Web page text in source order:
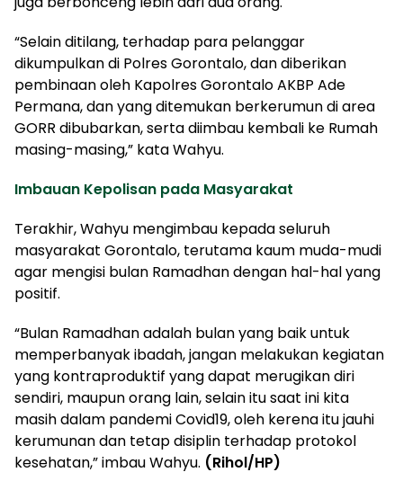
“Selain ditilang, terhadap para pelanggar
dikumpulkan di Polres Gorontalo, dan diberikan
pembinaan oleh Kapolres Gorontalo AKBP Ade
Permana, dan yang ditemukan berkerumun di area
GORR dibubarkan, serta diimbau kembali ke Rumah
masing-masing,” kata Wahyu.
Imbauan Kepolisan pada Masyarakat
Terakhir, Wahyu mengimbau kepada seluruh
masyarakat Gorontalo, terutama kaum muda-mudi
agar mengisi bulan Ramadhan dengan hal-hal yang
positif.
“Bulan Ramadhan adalah bulan yang baik untuk
memperbanyak ibadah, jangan melakukan kegiatan
yang kontraproduktif yang dapat merugikan diri
sendiri, maupun orang lain, selain itu saat ini kita
masih dalam pandemi Covid19, oleh kerena itu jauhi
kerumunan dan tetap disiplin terhadap protokol
kesehatan,” imbau Wahyu. (Rihol/HP)